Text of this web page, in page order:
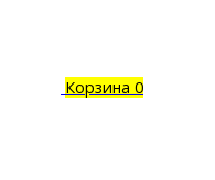
Корзина 0